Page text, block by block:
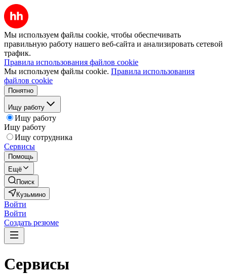
Мы используем файлы cookie, чтобы обеспечивать
правильную работу нашего веб-сайта и анализировать сетевой
трафик.
Правила использования файлов cookie
Мы используем файлы cookie. Правила использования
файлов cookie
Понятно
Ищу работу
Ищу работу
Ищу работу
Ищу сотрудника
Сервисы
Помощь
Ещё
Поиск
Кузьмино
Войти
Войти
Создать резюме
Сервисы